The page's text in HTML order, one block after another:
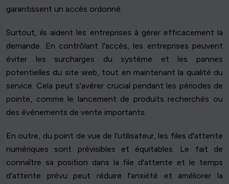
garantissent un accès ordonné.
Surtout, ils aident les entreprises à gérer efficacement la
demande. En contrôlant l'accès, les entreprises peuvent
éviter les surcharges du système et les pannes
potentielles du site web, tout en maintenant la qualité du
service. Cela peut s'avérer crucial pendant les périodes de
pointe, comme le lancement de produits recherchés ou
des événements de vente importants.
En outre, du point de vue de l'utilisateur, les files d'attente
numériques sont prévisibles et équitables. Le fait de
connaître sa position dans la file d'attente et le temps
d'attente prévu peut réduire l'anxiété et améliorer la